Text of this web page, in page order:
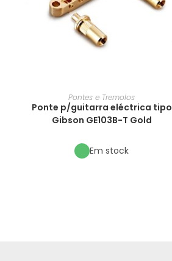
Pontes e Tremolos
Ponte p/guitarra eléctrica tipo
Gibson GE103B-T Gold
Em stock